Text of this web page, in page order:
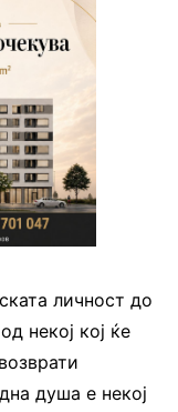
личност до
некој кој ќе
душа е некој